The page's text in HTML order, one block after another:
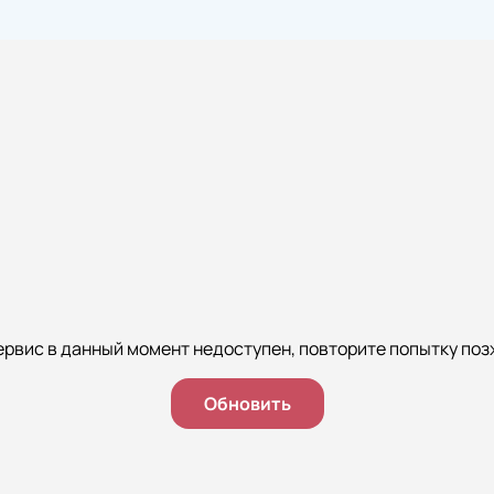
в данный момент недоступен, повторите попытку
Обновить